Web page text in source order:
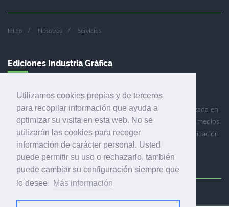
Utilizamos cookies propias y de terceros
para recopilar información que ayuda a
optimizar su visita en esta web. No se
utilizarán las cookies para recoger
información de carácter personal. Usted
puede permitir su uso o rechazarlo, también
puede cambiar su configuración siempre que
lo desee. Más información
Inicio Nosotros Servicios
Ediciones Industria Gráfica
Ediciones Industria Gráfica es una empresa editora especializada en
el mercado de la comunicación gráfica que engloba diversos medios
profesionales especializados en el mercado gráfico, la comunicación
visual y el envasado.